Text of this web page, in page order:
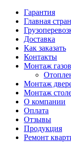
Гарантия
Главная
Доставка
Как заказать
Контакты
Монтаж
Монтаж
Монтаж
О компании
Оплата
Отзывы
Продукция
Ремонт